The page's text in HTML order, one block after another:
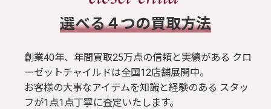
​選べる４つの買取方法
創業40年、年間買取25万点の信頼と実績がある クロ
ーゼットチャイルドは全国12店舗展開中。
お客様の大事なアイテムを知識と経験のある スタッ
フが1点1点丁寧に査定いたします。